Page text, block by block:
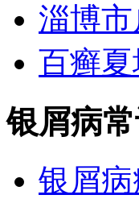
淄博
百癣
银屑病
银屑病